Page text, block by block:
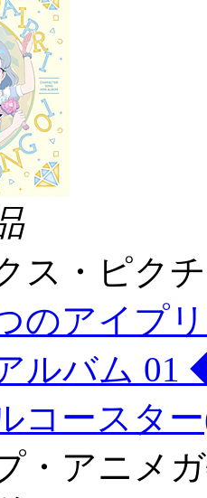
ス・ピク
のアイプ
ルバム 01
コースタ
・アニメ